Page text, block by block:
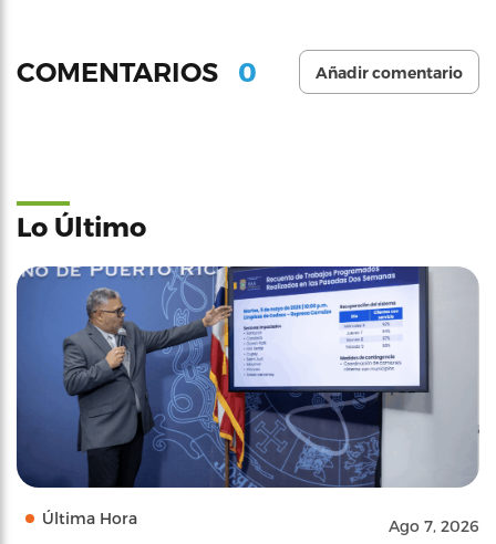
COMENTARIOS 0 Añadir comentario
Lo Último
Última Hora Ago 7, 2026